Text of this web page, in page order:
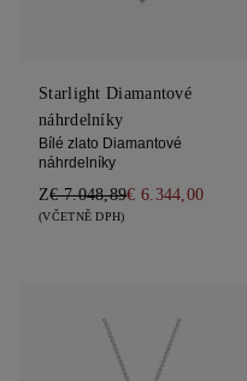
Starlight Diamantové
náhrdelníky
Bílé zlato Diamantové
náhrdelníky
Z€ 7.048,89€ 6.344,00
(VČETNĚ DPH)